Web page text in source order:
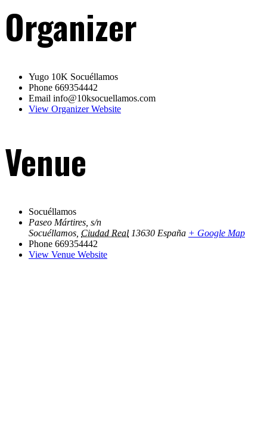
Organizer
Yugo 10K Socuéllamos
Phone 669354442
Email info@10ksocuellamos.com
View Organizer Website
Venue
Socuéllamos
Paseo Mártires, s/n
Socuéllamos Ciudad Real 13630 España + Google Map
Phone 669354442
View Venue Website